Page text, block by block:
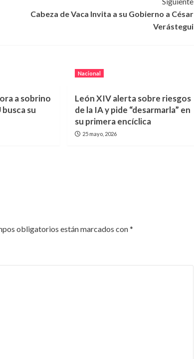
Cabeza de Vaca Invita a su Gobierno a César
Verástegui
a sobrino
busca su
Nacional
León XIV alerta sobre riesgos
de la IA y pide “desarmarla” en
su primera encíclica
25 mayo, 2026
obligatorios están marcados con*